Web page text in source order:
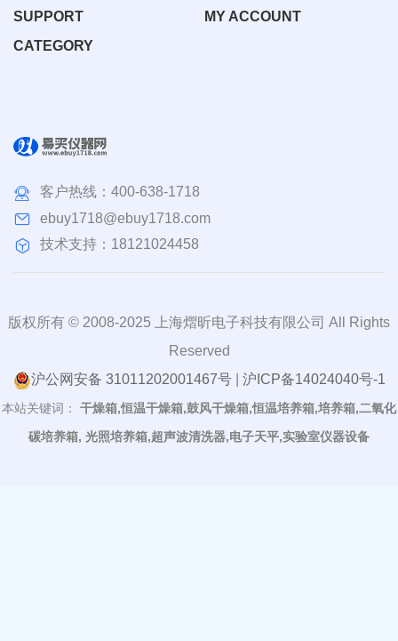
SUPPORT
MY ACCOUNT
CATEGORY
客户热线： 400-638-1718
ebuy1718@ebuy1718.com
技术支持：18121024458
版权所有 © 2008-2025 上海熠昕电子科技有限公司 All Rights
Reserved
沪公网安备 31011202001467号| 沪ICP备14024040号-1
本站关键词：
干燥箱,恒温干燥箱,鼓风干燥箱,恒温培养箱,培养箱,二氧化
碳培养箱, 光照培养箱,超声波清洗器,电子天平,实验室仪器设备